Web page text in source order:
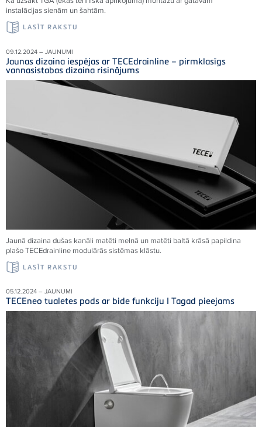
instalācijas sienām un šahtām.
LASĪT RAKSTU
09.12.2024 – JAUNUMI
Jaunas dizaina iespējas ar TECEdrainline – pirmklasīgs
vannasistabas dizaina risinājums
Jaunā dizaina dušas kanāli matēti melnā un matēti baltā krāsā papildina
plašo TECEdrainline modulārās sistēmas klāstu.
LASĪT RAKSTU
05.12.2024 – JAUNUMI
TECEneo tualetes pods ar bide funkciju I Tagad pieejams